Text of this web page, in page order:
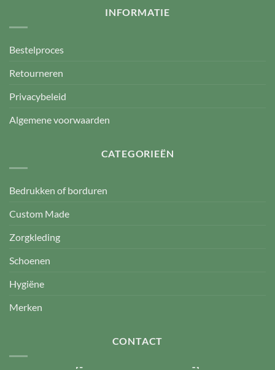
INFORMATIE
Bestelproces
Retourneren
Privacybeleid
Algemene voorwaarden
CATEGORIEËN
Bedrukken of borduren
Custom Made
Zorgkleding
Schoenen
Hygiëne
Merken
CONTACT